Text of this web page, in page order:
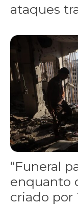
ataques
“Funeral para toda
“Funeral
enquanto
criado por